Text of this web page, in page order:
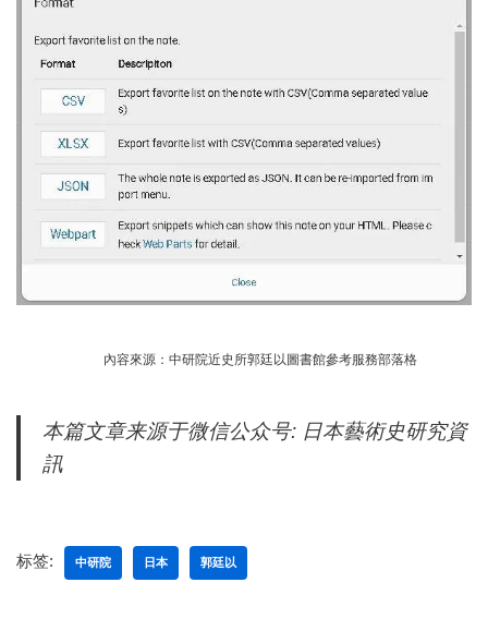
內容來源：中研院近史所郭廷以圖書館參考服務部落格
本篇文章来源于微信公众号: 日本藝術史研究資
訊
标签: 中研院 日本 郭廷以